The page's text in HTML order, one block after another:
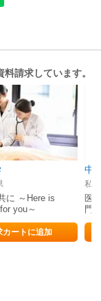
請求しています。
に ～Here is
you～
カートに追加
中
私
医
門
き